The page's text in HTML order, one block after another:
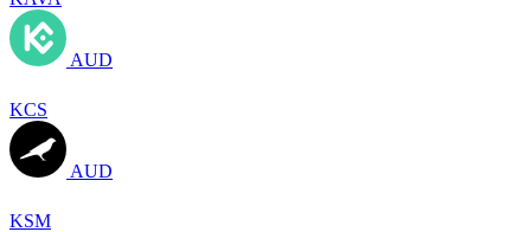
AUD
KCS
AUD
KSM